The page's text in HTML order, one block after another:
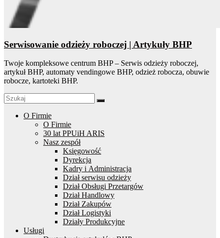
Serwisowanie odzieży roboczej | Artykuły BHP
Twoje kompleksowe centrum BHP – Serwis odzieży roboczej,
artykuł BHP, automaty vendingowe BHP, odzież robocza, obuwie
robocze, kartoteki BHP.
O Firmie
O Firmie
30 lat PPUiH ARIS
Nasz zespół
Księgowość
Dyrekcja
Kadry i Administracja
Dział serwisu odzieży
Dział Obsługi Przetargów
Dział Handlowy
Dział Zakupów
Dział Logistyki
Działy Produkcyjne
Usługi